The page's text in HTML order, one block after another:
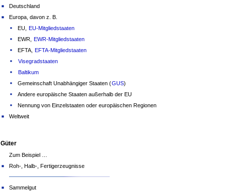
Deutschland
Europa, davon z. B.
EU,
EU-Mitgliedstaaten
EWR,
EWR-Mitgliedstaaten
EFTA,
EFTA-Mitgliedstaaten
Visegradstaaten
Baltikum
Gemeinschaft Unabhängiger Staaten (GUS)
Andere europäische Staaten außerhalb der EU
Nennung von Einzelstaaten oder europäischen Regionen
Weltweit
Güter
Zum Beispiel …
Roh-, Halb-, Fertigerzeugnisse
Sammelgut